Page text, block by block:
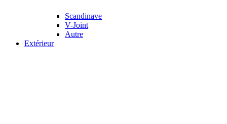
Scandinave
V-Joint
Autre
Extérieur